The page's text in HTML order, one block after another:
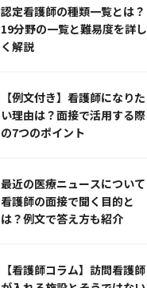
認定看護師の種類一覧とは？
19分野の一覧と難易度を詳し
く解説
【例文付き】看護師になりた
い理由は？面接で活用する際
の7つのポイント
最近の医療ニュースについて
看護師の面接で聞く目的と
は？例文で答え方も紹介
【看護師コラム】訪問看護師